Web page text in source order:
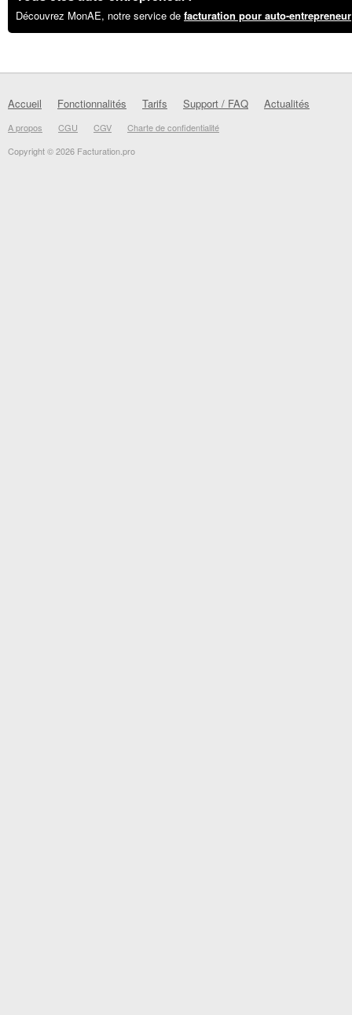
Découvrez MonAE, notre service de facturation pour auto-entrepreneur
Accueil Fonctionnalités Tarifs Support / FAQ Actualités
A propos CGU CGV
Charte de confidentialité
Copyright © 2026 Facturation.pro